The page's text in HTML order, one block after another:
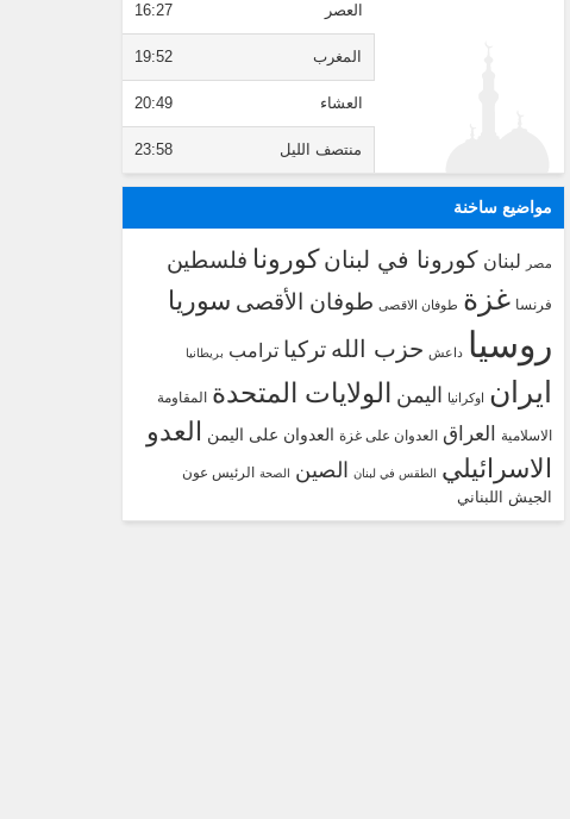
العصر 16:27
المغرب 19:52
العشاء 20:49
منتصف الليل 23:58
مواضيع ساخنة
مصر لبنان كورونا في لبنان كورونا فلسطين
فرنسا غزة طوفان الاقصى طوفان الأقصى سوريا
روسيا داعش حزب الله تركيا ترامب بريطانيا
ايران اوكرانيا اليمن الولايات المتحدة المقاومة
الاسلامية العراق العدوان على غزة العدوان على اليمن العدو
الاسرائيلي الطقس في لبنان الصين الصحة الرئيس عون
الجيش اللبناني